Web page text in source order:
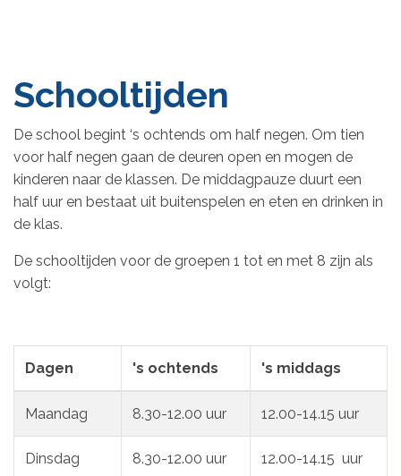
Schooltijden
De school begint ‘s ochtends om half negen. Om tien
voor half negen gaan de deuren open en mogen de
kinderen naar de klassen. De middagpauze duurt een
half uur en bestaat uit buitenspelen en eten en drinken in
de klas.
De schooltijden voor de groepen 1 tot en met 8 zijn als
volgt:
Dagen 's ochtends 's middags
Maandag 8.30-12.00 uur 12.00-14.15 uur
Dinsdag 8.30-12.00 uur 12.00-14.15 uur